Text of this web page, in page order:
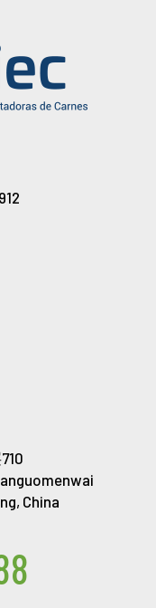
China